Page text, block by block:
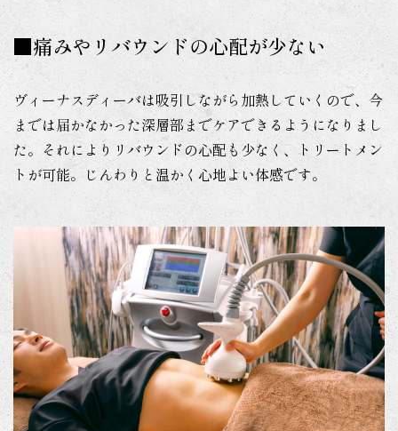
■痛みやリバウンドの心配が少ない
ヴィーナスディーバは吸引しながら加熱していくので、今
までは届かなかった深層部までケアできるようになりまし
た。それによりリバウンドの心配も少なく、トリートメン
トが可能。じんわりと温かく心地よい体感です。